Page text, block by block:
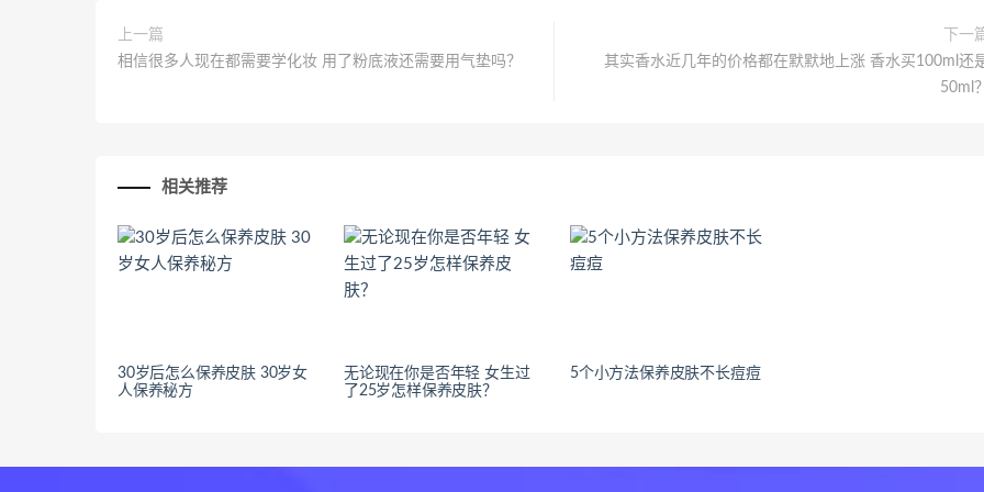
上一篇
相信很多人现在都需要学化妆 用了粉底液还需要用气垫吗？
下一
其实香水近几年的价格都在默默地上涨 香水买100ml还
50ml？
相关推荐
30岁后怎么保养皮肤 30岁女
人保养秘方
无论现在你是否年轻 女生过
了25岁怎样保养皮肤？
5个小方法保养皮肤不长痘痘